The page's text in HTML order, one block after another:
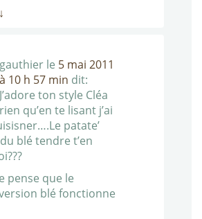
↓
gauthier le 5 mai 2011
à 10 h 57 min dit:
J’adore ton style Cléa
rien qu’en te lisant j’ai
patate’
blé tendre t’en
pense que le
blé fonctionne